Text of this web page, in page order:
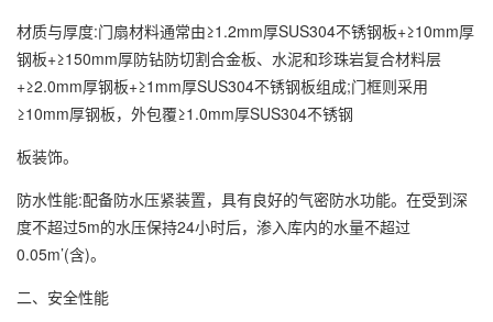
材质与厚度:门扇材料通常由≥1.2mm厚SUS304不锈钢板+≥10mm厚
钢板+≥150mm厚防钻防切割合金板、水泥和珍珠岩复合材料层
+≥2.0mm厚钢板+≥1mm厚SUS304不锈钢板组成;门框则采用
≥10mm厚钢板，外包覆≥1.0mm厚SUS304不锈钢
板装饰。
防水性能:配备防水压紧装置，具有良好的气密防水功能。在受到深
度不超过5m的水压保持24小时后，渗入库内的水量不超过
0.05m’(含)。
二、安全性能